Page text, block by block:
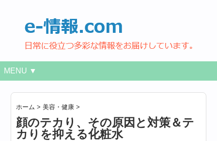
MENU ▼
ホーム >美容・健康 >
顔のテカり、その原因と対策＆テ
カりを抑える化粧水